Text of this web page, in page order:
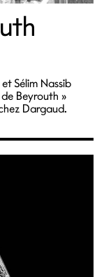
Sélim Nassib
Beyrouth »
Dargaud.